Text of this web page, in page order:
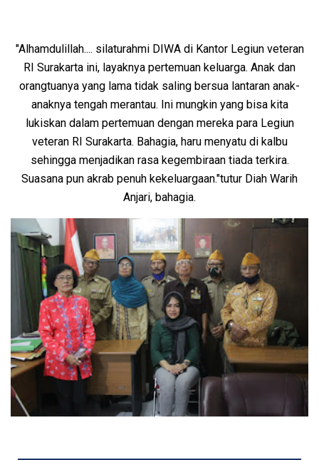
"Alhamdulillah.... silaturahmi DIWA di Kantor Legiun veteran
RI Surakarta ini, layaknya pertemuan keluarga. Anak dan
orangtuanya yang lama tidak saling bersua lantaran anak-
anaknya tengah merantau. Ini mungkin yang bisa kita
lukiskan dalam pertemuan dengan mereka para Legiun
veteran RI Surakarta. Bahagia, haru menyatu di kalbu
sehingga menjadikan rasa kegembiraan tiada terkira.
Suasana pun akrab penuh kekeluargaan."tutur Diah Warih
Anjari, bahagia.